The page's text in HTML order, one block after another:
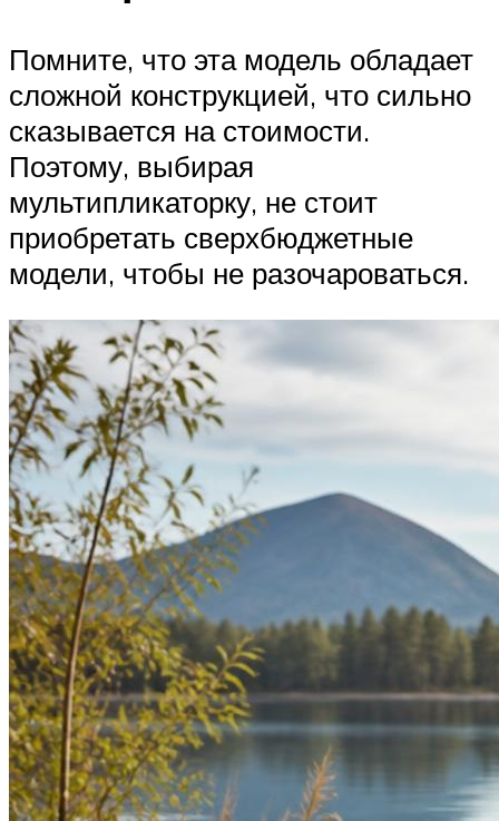
Помните, что эта модель обладает
сложной конструкцией, что сильно
сказывается на стоимости.
Поэтому, выбирая
мультипликаторку, не стоит
приобретать сверхбюджетные
модели, чтобы не разочароваться.